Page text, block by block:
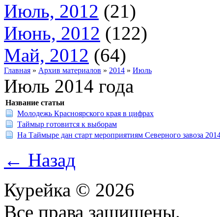
Июль, 2012 (21)
Июнь, 2012 (122)
Май, 2012 (64)
Главная » Архив материалов » 2014 » Июль
Июль 2014 года
Название статьи
Молодежь Красноярского края в цифрах
Таймыр готовится к выборам
На Таймыре дан старт мероприятиям Северного завоза
← Назад
Курейка © 2026
Все права защищены.